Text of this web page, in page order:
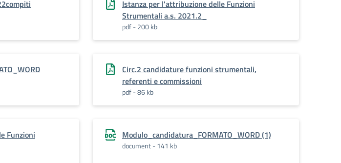
Istanza per l'attribuzione delle Funzioni
Strumentali a.s. 2021.2_
pdf - 200 kb
Circ.2 candidature funzioni strumentali,
referenti e commissioni
pdf - 86 kb
Funzioni
Modulo_candidatura_FORMATO_WORD (1)
document - 141 kb